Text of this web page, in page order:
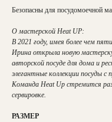
Безопасны для посудомоечной
О мастерской Heat UP:
В 2021 году, имея более чем
Ирина открыла новую
авторской посуде для дома и
элегантные коллекции посуды с
Команда Heat Up стремится
сервировке.
РАЗМЕР